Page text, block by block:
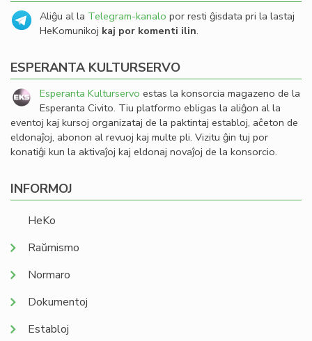
Aliĝu al la Telegram-kanalo por resti ĝisdata pri la lastaj
HeKomunikoj kaj por komenti ilin.
ESPERANTA KULTURSERVO
Esperanta Kulturservo estas la konsorcia magazeno de la
Esperanta Civito. Tiu platformo ebligas la aliĝon al la
eventoj kaj kursoj organizataj de la paktintaj establoj, aĉeton de
eldonaĵoj, abonon al revuoj kaj multe pli. Vizitu ĝin tuj por
konatiĝi kun la aktivaĵoj kaj eldonaj novaĵoj de la konsorcio.
INFORMOJ
HeKo
Raŭmismo
Normaro
Dokumentoj
Establoj